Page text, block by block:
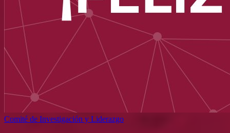
Comité de Investigación y Liderazgo